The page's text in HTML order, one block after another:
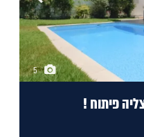
5
פיתוח !